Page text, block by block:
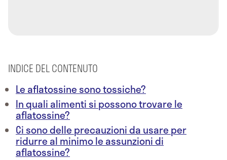
INDICE DEL CONTENUTO
Le aflatossine sono tossiche?
In quali alimenti si possono trovare le
aflatossine?
Ci sono delle precauzioni da usare per
ridurre al minimo le assunzioni di
aflatossine?